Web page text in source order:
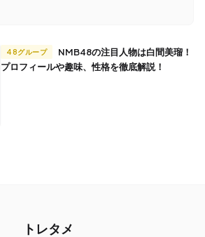
48グループ
プロフィールや趣味、性格を徹底解説！
トレタメ